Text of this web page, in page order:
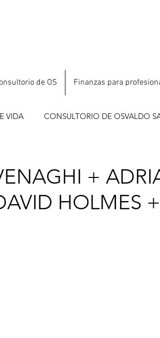
de OS Finanzas para
VIDA CONSULTORIO DE OSVALDO
+
HOLMES